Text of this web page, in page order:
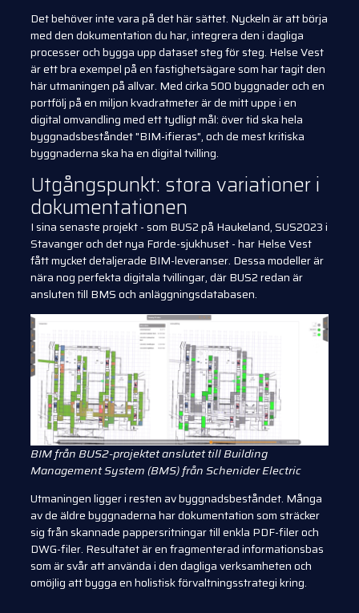
Det behöver inte vara på det här sättet. Nyckeln är att börja
med den dokumentation du har, integrera den i dagliga
processer och bygga upp dataset steg för steg. Helse Vest
är ett bra exempel på en fastighetsägare som har tagit den
här utmaningen på allvar. Med cirka 500 byggnader och en
portfölj på en miljon kvadratmeter är de mitt uppe i en
digital omvandling med ett tydligt mål: över tid ska hela
byggnadsbeståndet "BIM-ifieras", och de mest kritiska
byggnaderna ska ha en digital tvilling.
Utgångspunkt: stora variationer i
dokumentationen
I sina senaste projekt - som BUS2 på Haukeland, SUS2023 i
Stavanger och det nya Førde-sjukhuset - har Helse Vest
fått mycket detaljerade BIM-leveranser. Dessa modeller är
nära nog perfekta digitala tvillingar, där BUS2 redan är
ansluten till BMS och anläggningsdatabasen.
BIM från BUS2-projektet anslutet till Building
Management System (BMS) från Schenider Electric
Utmaningen ligger i resten av byggnadsbeståndet. Många
av de äldre byggnaderna har dokumentation som sträcker
sig från skannade pappersritningar till enkla PDF-filer och
DWG-filer. Resultatet är en fragmenterad informationsbas
som är svår att använda i den dagliga verksamheten och
omöjlig att bygga en holistisk förvaltningsstrategi kring.